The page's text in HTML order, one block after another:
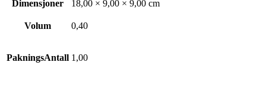
Dimensjoner
18,00 × 9,00 × 9,00 cm
Volum 0,40
PakningsAntall 1,00